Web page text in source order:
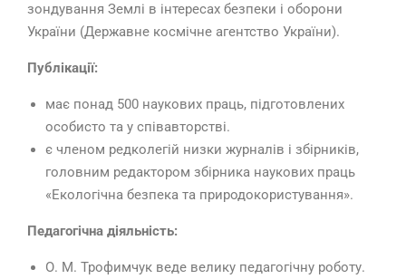
зондування Землі в інтересах безпеки і оборони
України (Державне космічне агентство України).
Публікації:
має понад 500 наукових праць, підготовлених
особисто та у співавторстві.
є членом редколегій низки журналів і збірників,
головним редактором збірника наукових праць
«Екологічна безпека та природокористування».
Педагогічна діяльність:
О. М. Трофимчук веде велику педагогічну роботу.